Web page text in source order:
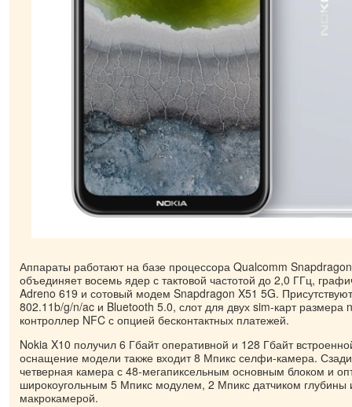
Аппараты работают на базе процессора Qualcomm
объединяет восемь ядер с тактовой частотой до 2,0 ГГц,
Adreno 619 и сотовый модем Snapdragon X51 5G.
802.11b/g/n/ac и Bluetooth 5.0, слот для двух sim-карт размера
контроллер NFC с опцией бесконтактных платежей.
Nokia X10 получил 6 Гбайт оперативной и 128 Гбайт
оснащение модели также входит 8 Мпикс селфи-камера. Сзади
четверная камера с 48-мегапиксельным основным блоком и
широкоугольным 5 Мпикс модулем, 2 Мпикс датчиком глубины
макрокамерой.